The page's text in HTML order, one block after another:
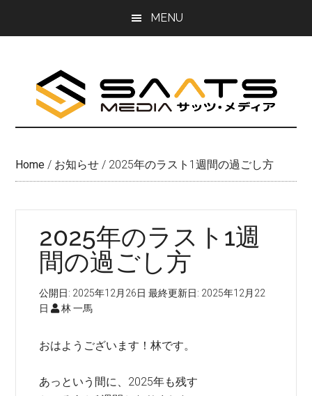
MENU
Home / お知らせ / 2025年のラスト1週間の過ごし方
2025年のラスト1週
間の過ごし方
公開日: 2025年12月26日 最終更新日: 2025年12月22
日
林 一馬
おはようございます！林です。
あっという間に、2025年も残す